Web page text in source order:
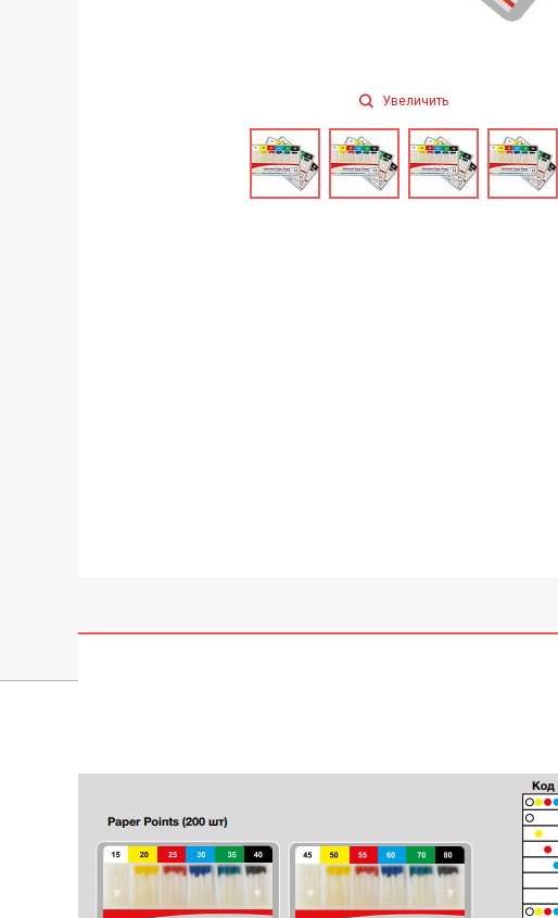
Увеличить